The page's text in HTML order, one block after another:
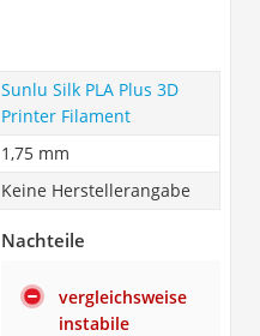
Sunlu Silk PLA Plus 3D
Printer Filament
1,75 mm
Keine Herstellerangabe
Nachteile
vergleichsweise
instabile